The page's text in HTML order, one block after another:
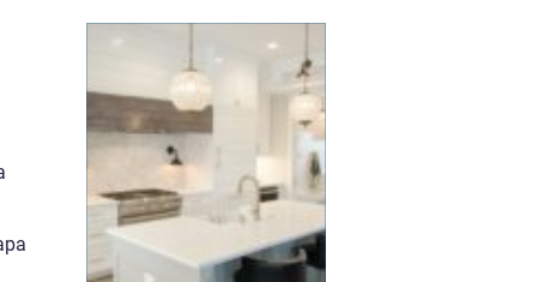
förändra hur ett hem
eller en arbetsplats
upplevs. Med
måleri
går
det att s...